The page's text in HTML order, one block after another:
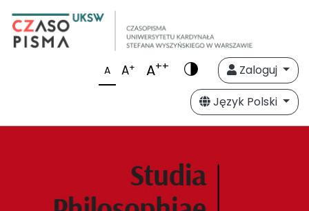
A A+ A++
Zaloguj
Język Polski